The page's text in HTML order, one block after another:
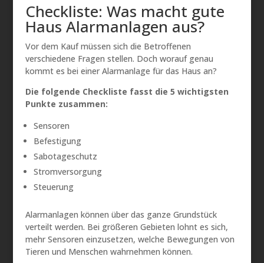
Checkliste: Was macht gute
Haus Alarmanlagen aus?
Vor dem Kauf müssen sich die Betroffenen
verschiedene Fragen stellen. Doch worauf genau
kommt es bei einer Alarmanlage für das Haus an?
Die folgende Checkliste fasst die 5 wichtigsten
Punkte zusammen:
Sensoren
Befestigung
Sabotageschutz
Stromversorgung
Steuerung
Alarmanlagen können über das ganze Grundstück
verteilt werden. Bei größeren Gebieten lohnt es sich,
mehr Sensoren einzusetzen, welche Bewegungen von
Tieren und Menschen wahrnehmen können.